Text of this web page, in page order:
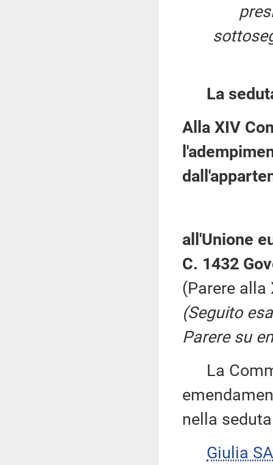
La
Alla XIV
all'Unione
C. 1432
(Parere alla
(Seguito
Parere su
La
nella
Giulia